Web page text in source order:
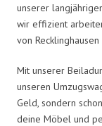
unserer
wir effizient
von
Mit unserer
unseren
Geld, sondern
deine Möbel und